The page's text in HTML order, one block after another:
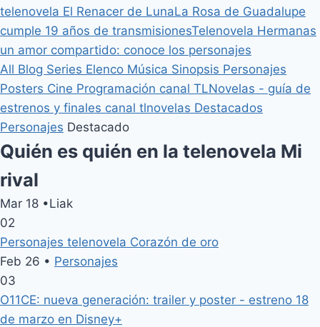
telenovela El Renacer de LunaLa Rosa de Guadalupe
cumple 19 años de transmisionesTelenovela Hermanas
un amor compartido: conoce los personajes
All Blog Series Elenco Música Sinopsis Personajes
Posters Cine Programación canal TLNovelas - guía de
estrenos y finales canal tlnovelas Destacados
Personajes Destacado
Quién es quién en la telenovela Mi
rival
Mar 18 •Liak
02
Personajes telenovela Corazón de oro
Feb 26 • Personajes
03
O11CE: nueva generación: trailer y poster - estreno 18
de marzo en Disney+